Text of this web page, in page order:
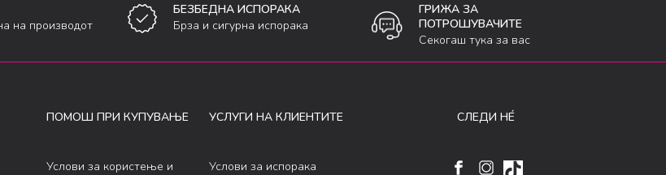
на производот
БЕЗБЕДНА ИСПОРАКА
Брза и сигурна испорака
ГРИЖА ЗА
ПОТРОШУВАЧИТЕ
Секогаш тука за вас
ПОМОШ ПРИ КУПУВАЊЕ
Услови за користење и
УСЛУГИ НА КЛИЕНТИТЕ
Услови за испорака
СЛЕДИ НÉ